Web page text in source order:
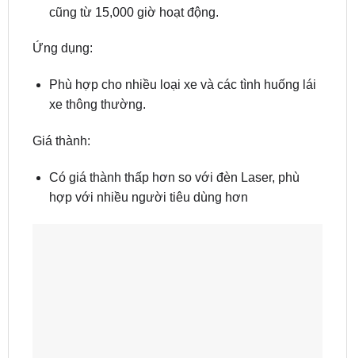
cũng từ 15,000 giờ hoạt động.
Ứng dụng:
Phù hợp cho nhiều loại xe và các tình huống lái
xe thông thường.
Giá thành:
Có giá thành thấp hơn so với đèn Laser, phù
hợp với nhiều người tiêu dùng hơn